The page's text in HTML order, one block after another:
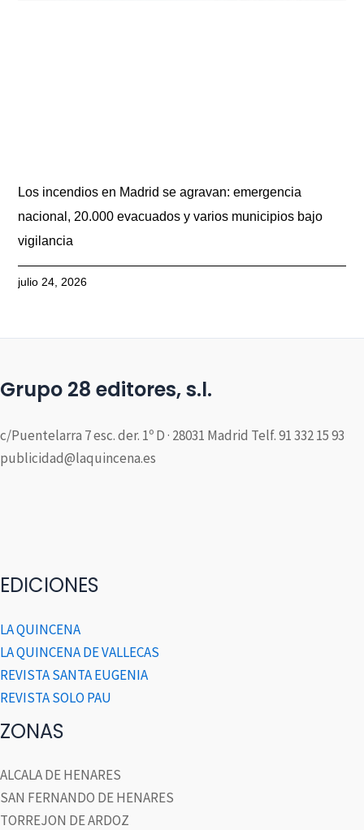
Los incendios en Madrid se agravan: emergencia
nacional, 20.000 evacuados y varios municipios bajo
vigilancia
julio 24, 2026
Grupo 28 editores, s.l.
c/Puentelarra 7 esc. der. 1º D · 28031 Madrid Telf. 91 332 15 93
publicidad@laquincena.es
EDICIONES
LA QUINCENA
LA QUINCENA DE VALLECAS
REVISTA SANTA EUGENIA
REVISTA SOLO PAU
ZONAS
ALCALA DE HENARES
SAN FERNANDO DE HENARES
TORREJON DE ARDOZ